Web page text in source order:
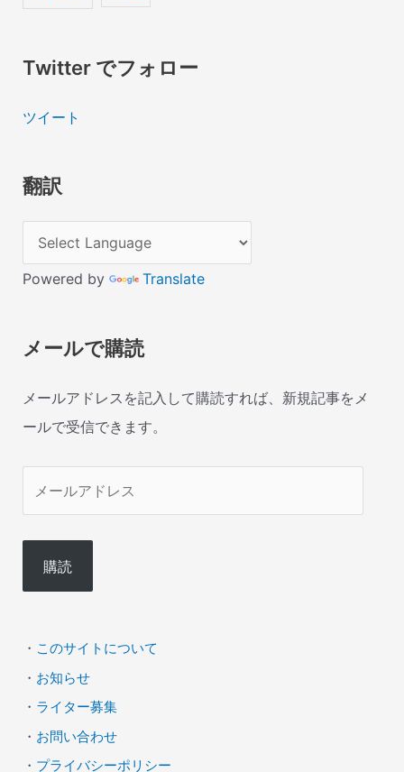
Twitter でフォロー
ツイート
翻訳
Powered by Translate
メールで購読
メールアドレスを記入して購読すれば、新規記事をメ
ールで受信できます。
ル
ド
ス
購読
・ このサイトについて
・ お知らせ
・ ライター募集
・ お問い合わせ
・ プライバシーポリシー